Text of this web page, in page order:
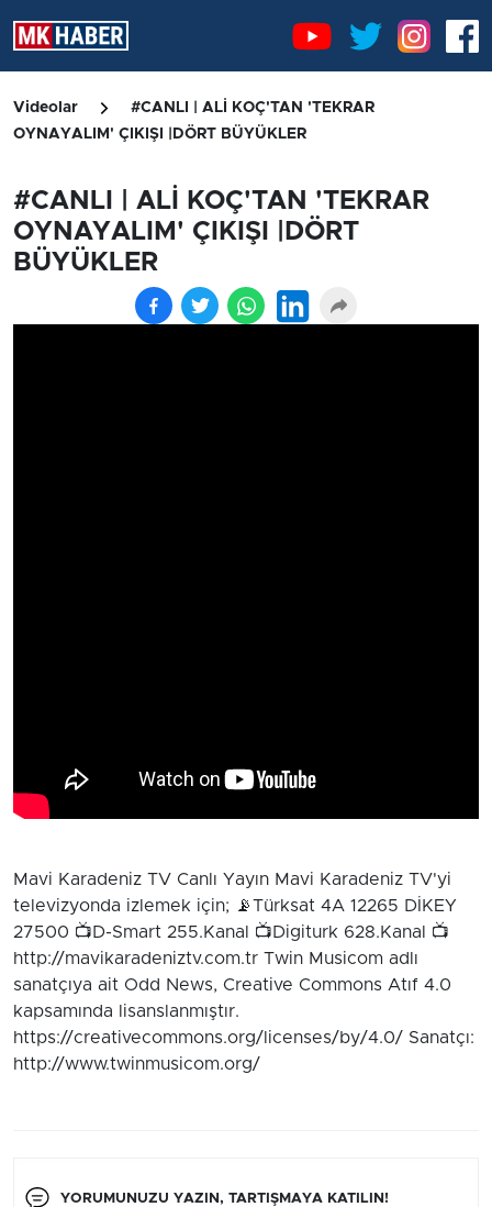
Videolar
#CANLI | ALİ KOÇ'TAN 'TEKRAR
OYNAYALIM' ÇIKIŞI |DÖRT BÜYÜKLER
#CANLI | ALİ KOÇ'TAN 'TEKRAR
OYNAYALIM' ÇIKIŞI |DÖRT
BÜYÜKLER
Mavi Karadeniz TV Canlı Yayın Mavi Karadeniz TV'yi
televizyonda izlemek için; 📡Türksat 4A 12265 DİKEY
27500 📺D-Smart 255.Kanal 📺Digiturk 628.Kanal 📺
http://mavikaradeniztv.com.tr Twin Musicom adlı
sanatçıya ait Odd News, Creative Commons Atıf 4.0
kapsamında lisanslanmıştır.
https://creativecommons.org/licenses/by/4.0/ Sanatçı:
http://www.twinmusicom.org/
YORUMUNUZU YAZIN, TARTIŞMAYA KATILIN!